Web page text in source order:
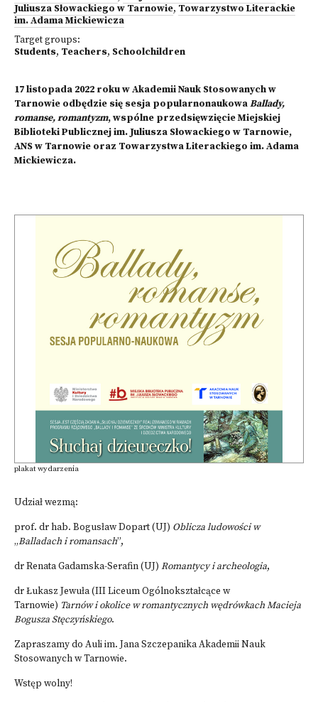
Juliusza Słowackiego w Tarnowie, Towarzystwo Literackie
im. Adama Mickiewicza
Target groups:
Students, Teachers, Schoolchildren
17 listopada 2022 roku w Akademii Nauk Stosowanych w
Tarnowie odbędzie się sesja popularnonaukowaBallady,
romanse, romantyzm, wspólne przedsięwzięcie Miejskiej
Biblioteki Publicznej im. Juliusza Słowackiego w Tarnowie,
ANS w Tarnowie oraz Towarzystwa Literackiego im. Adama
Mickiewicza.
plakat wydarzenia
Udział wezmą:
prof. dr hab. Bogusław Dopart (UJ) Oblicza ludowości w
„Balladach i romansach”,
dr Renata Gadamska-Serafin (UJ) Romantycy i archeologia,
dr Łukasz Jewuła (III Liceum Ogólnokształcące w
Tarnowie) Tarnów i okolice w romantycznych wędrówkach Macieja
Bogusza Stęczyńskiego.
Zapraszamy do Auli im. Jana Szczepanika Akademii Nauk
Stosowanych w Tarnowie.
Wstęp wolny!